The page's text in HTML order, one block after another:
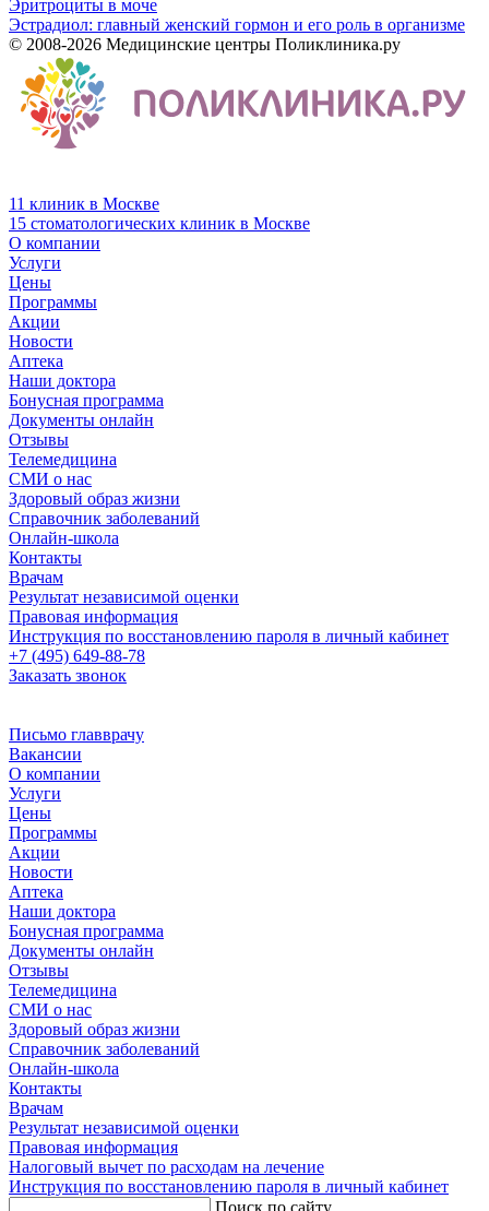
Эритроциты в моче
Эстрадиол: главный женский гормон и его роль в организме
© 2008-2026 Медицинские центры Поликлиника.ру
11 клиник в Москве
15 стоматологических клиник в Москве
О компании
Услуги
Цены
Программы
Акции
Новости
Аптека
Наши доктора
Бонусная программа
Документы онлайн
Отзывы
Телемедицина
СМИ о нас
Здоровый образ жизни
Справочник заболеваний
Онлайн-школа
Контакты
Врачам
Результат независимой оценки
Правовая информация
Инструкция по восстановлению пароля в личный кабинет
+7 (495) 649-88-78
Заказать звонок
Письмо главврачу
Вакансии
О компании
Услуги
Цены
Программы
Акции
Новости
Аптека
Наши доктора
Бонусная программа
Документы онлайн
Отзывы
Телемедицина
СМИ о нас
Здоровый образ жизни
Справочник заболеваний
Онлайн-школа
Контакты
Врачам
Результат независимой оценки
Правовая информация
Налоговый вычет по расходам на лечение
Инструкция по восстановлению пароля в личный кабинет
Поиск по сайту